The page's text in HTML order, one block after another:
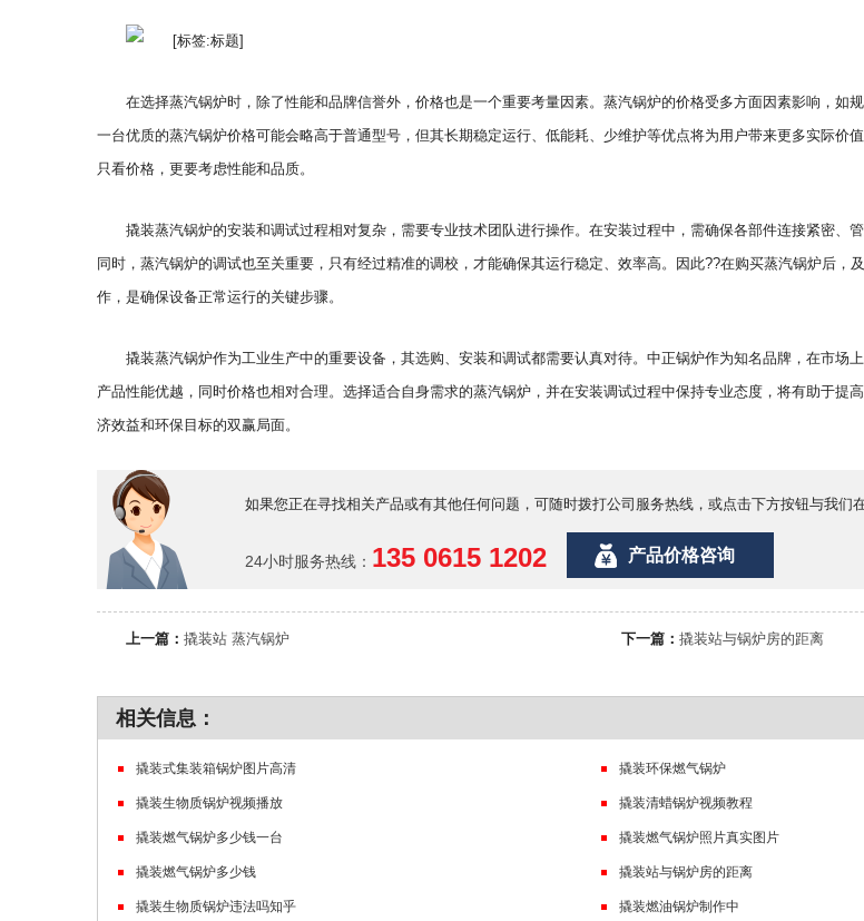
在选择蒸汽锅炉时，除了性能和品牌信誉外，价格也是一个重要考量因素。蒸汽锅炉的价格受多方面因素影响，如
一台优质的蒸汽锅炉价格可能会略高于普通型号，但其长期稳定运行、低能耗、少维护等优点将为用户带来更多实际价
只看价格，更要考虑性能和品质。
撬装蒸汽锅炉的安装和调试过程相对复杂，需要专业技术团队进行操作。在安装过程中，需确保各部件连接紧密、
同时，蒸汽锅炉的调试也至关重要，只有经过精准的调校，才能确保其运行稳定、效率高。因此??在购买蒸汽锅炉后，
作，是确保设备正常运行的关键步骤。
撬装蒸汽锅炉作为工业生产中的重要设备，其选购、安装和调试都需要认真对待。中正锅炉作为知名品牌，在市场
产品性能优越，同时价格也相对合理。选择适合自身需求的蒸汽锅炉，并在安装调试过程中保持专业态度，将有助于提
济效益和环保目标的双赢局面。
如果您正在寻找相关产品或有其他任何问题，可随时拨打公司服务热线，或点击下方按钮与我们
24小时服务热线： 135 0615 1202 产品价格咨询
上一篇： 撬装站 蒸汽锅炉 下一篇： 撬装站与锅炉房的距离
相关信息：
撬装式集装箱锅炉图片高清 撬装环保燃气锅炉
撬装生物质锅炉视频播放 撬装清蜡锅炉视频教程
撬装燃气锅炉多少钱一台 撬装燃气锅炉照片真实图片
撬装燃气锅炉多少钱 撬装站与锅炉房的距离
撬装生物质锅炉违法吗知乎 撬装燃油锅炉制作中